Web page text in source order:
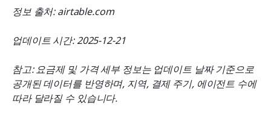
정보 출처: airtable.com
업데이트 시간: 2025-12-21
참고: 요금제 및 가격 세부 정보는 업데이트 날짜 기준으로
공개된 데이터를 반영하며, 지역, 결제 주기, 에이전트 수에
따라 달라질 수 있습니다.